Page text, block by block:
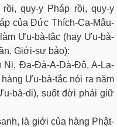
quy-y Pháp rồi, quy-y
của Ðức Thích-Ca-Mâu-
Ưu-bà-tắc (hay Ưu-bà-
Giới-sư bảo):
Ni, Ða-Đà-A-Dà-Độ, A-La-
Ưu-bà-tắc nói ra năm
bà-di), suốt đời phải giữ
là giới của hàng Phật-